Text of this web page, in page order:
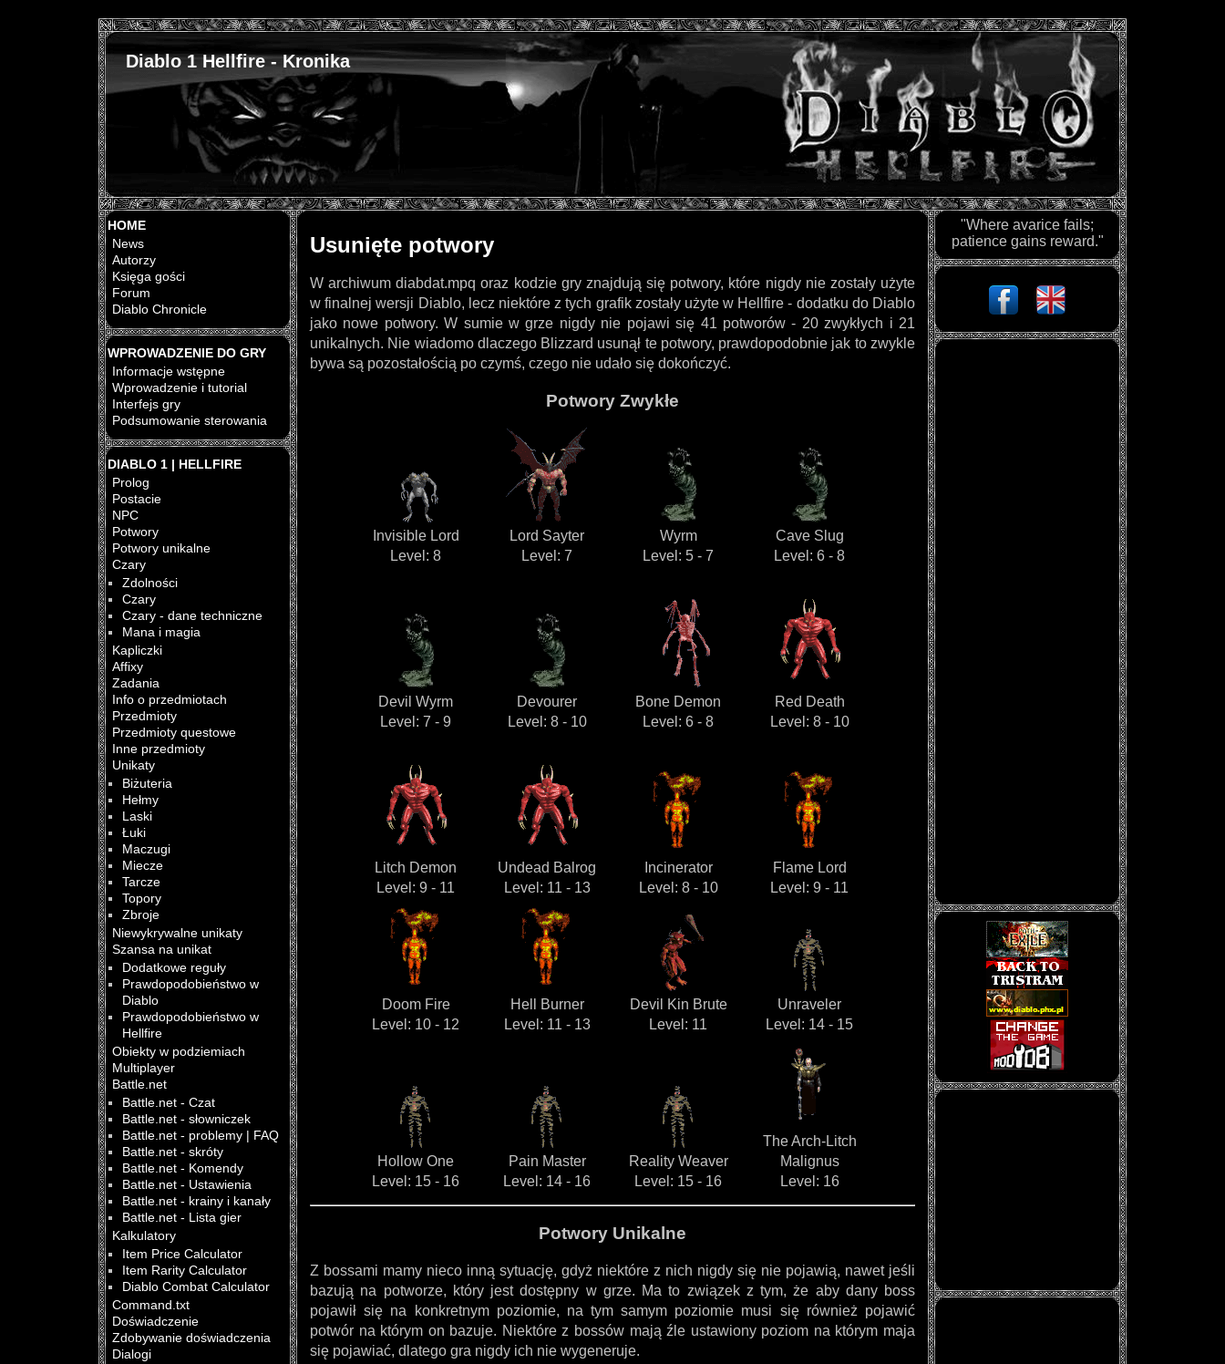
Diablo 1 Hellfire - Kronika
HOME
News
Autorzy
Księga gości
Forum
Diablo Chronicle
WPROWADZENIE DO GRY
Informacje wstępne
Wprowadzenie i tutorial
Interfejs gry
Podsumowanie sterowania
DIABLO 1 | HELLFIRE
Prolog
Postacie
NPC
Potwory
Potwory unikalne
Czary
Zdolności
Czary
Czary - dane techniczne
Mana i magia
Kapliczki
Affixy
Zadania
Info o przedmiotach
Przedmioty
Przedmioty questowe
Inne przedmioty
Unikaty
Biżuteria
Hełmy
Laski
Łuki
Maczugi
Miecze
Tarcze
Topory
Zbroje
Niewykrywalne unikaty
Szansa na unikat
Dodatkowe reguły
Prawdopodobieństwo w
Diablo
Prawdopodobieństwo w
Hellfire
Obiekty w podziemiach
Multiplayer
Battle.net
Battle.net - Czat
Battle.net - słowniczek
Battle.net - problemy | FAQ
Battle.net - skróty
Battle.net - Komendy
Battle.net - Ustawienia
Battle.net - krainy i kanały
Battle.net - Lista gier
Kalkulatory
Item Price Calculator
Item Rarity Calculator
Diablo Combat Calculator
Command.txt
Doświadczenie
Zdobywanie doświadczenia
Dialogi
Usunięte potwory
W archiwum diabdat.mpq oraz kodzie gry znajdują się potwory, które nigdy nie zostały użyte
w finalnej wersji Diablo, lecz niektóre z tych grafik zostały użyte w Hellfire - dodatku do Diablo
jako nowe potwory. W sumie w grze nigdy nie pojawi się 41 potworów - 20 zwykłych i 21
unikalnych. Nie wiadomo dlaczego Blizzard usunął te potwory, prawdopodobnie jak to zwykle
bywa są pozostałością po czymś, czego nie udało się dokończyć.
Potwory Zwykłe
Invisible Lord
Level: 8
Lord Sayter
Level: 7
Wyrm
Level: 5 - 7
Cave Slug
Level: 6 - 8
Devil Wyrm
Level: 7 - 9
Devourer
Level: 8 - 10
Bone Demon
Level: 6 - 8
Red Death
Level: 8 - 10
Litch Demon
Level: 9 - 11
Undead Balrog
Level: 11 - 13
Incinerator
Level: 8 - 10
Flame Lord
Level: 9 - 11
Doom Fire
Level: 10 - 12
Hell Burner
Level: 11 - 13
Devil Kin Brute
Level: 11
Unraveler
Level: 14 - 15
Hollow One
Level: 15 - 16
Pain Master
Level: 14 - 16
Reality Weaver
Level: 15 - 16
The Arch-Litch
Malignus
Level: 16
Potwory Unikalne
Z bossami mamy nieco inną sytuację, gdyż niektóre z nich nigdy się nie pojawią, nawet jeśli
bazują na potworze, który jest dostępny w grze. Ma to związek z tym, że aby dany boss
pojawił się na konkretnym poziomie, na tym samym poziomie musi się również pojawić
potwór na którym on bazuje. Niektóre z bossów mają źle ustawiony poziom na którym maja
się pojawiać, dlatego gra nigdy ich nie wygeneruje.
"Where avarice fails;
patience gains reward."